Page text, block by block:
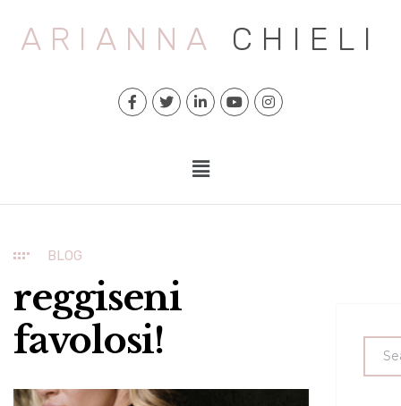
ARIANNA CHIELI
BLOG
reggiseni
favolosi!